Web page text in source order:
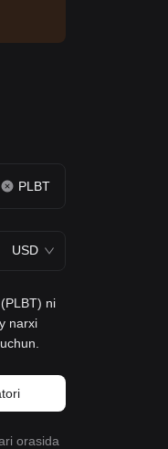
PLBT
USD
ni
narxi
orasida